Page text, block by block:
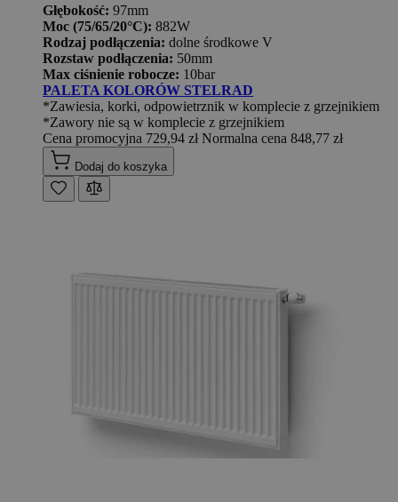
Głębokość: 97mm
Moc (75/65/20°C): 882W
Rodzaj podłączenia: dolne środkowe V
Rozstaw podłączenia: 50mm
Max ciśnienie robocze: 10bar
PALETA KOLORÓW STELRAD
*Zawiesia, korki, odpowietrznik w komplecie z grzejnikiem
*Zawory nie są w komplecie z grzejnikiem
Cena promocyjna 729,94 zł Normalna cena 848,77 zł
Dodaj do koszyka